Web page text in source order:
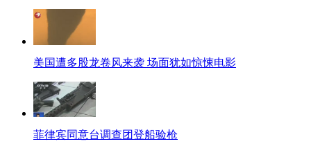
美国遭多股龙卷风来袭 场面犹如惊悚电影
菲律宾同意台调查团登船验枪